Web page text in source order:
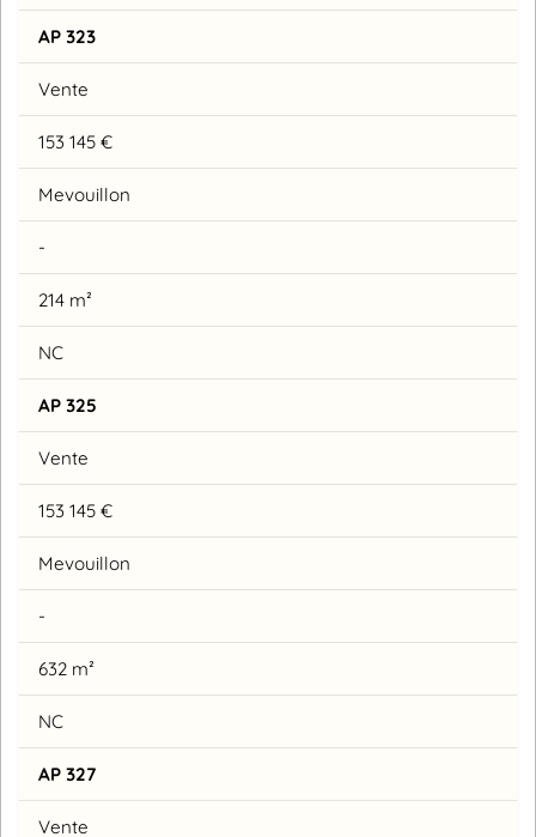
AP 323
Vente
153 145 €
Mevouillon
-
214 m²
NC
AP 325
Vente
153 145 €
Mevouillon
-
632 m²
NC
AP 327
Vente